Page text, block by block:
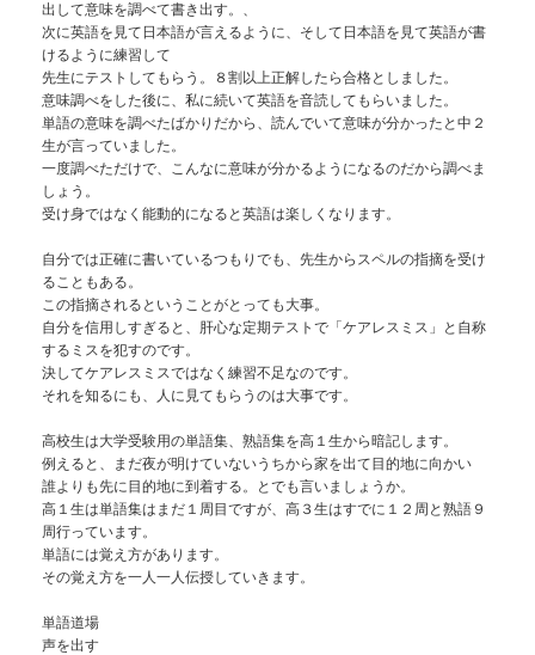
出して意味を調べて書き出す。、
次に英語を見て日本語が言えるように、そして日本語を見て英語が書
けるように練習して
先生にテストしてもらう。８割以上正解したら合格としました。
意味調べをした後に、私に続いて英語を音読してもらいました。
単語の意味を調べたばかりだから、読んでいて意味が分かったと中２
生が言っていました。
一度調べただけで、こんなに意味が分かるようになるのだから調べま
しょう。
受け身ではなく能動的になると英語は楽しくなります。
自分では正確に書いているつもりでも、先生からスペルの指摘を受け
ることもある。
この指摘されるということがとっても大事。
自分を信用しすぎると、肝心な定期テストで「ケアレスミス」と自称
するミスを犯すのです。
決してケアレスミスではなく練習不足なのです。
それを知るにも、人に見てもらうのは大事です。
高校生は大学受験用の単語集、熟語集を高１生から暗記します。
例えると、まだ夜が明けていないうちから家を出て目的地に向かい
誰よりも先に目的地に到着する。とでも言いましょうか。
高１生は単語集はまだ１周目ですが、高３生はすでに１２周と熟語９
周行っています。
単語には覚え方があります。
その覚え方を一人一人伝授していきます。
単語道場
声を出す